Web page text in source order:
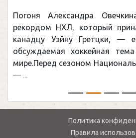
Погоня Александра
рекордом НХЛ, который
канадцу Уэйну Гретцки, —
обсуждаемая хоккейная
мире.Перед сезоном
— ...
Политика
Правила